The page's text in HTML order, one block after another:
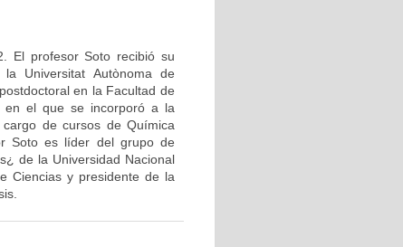
El profesor Soto recibió su
Universitat Autònoma de
en la Facultad de
en el que se incorporó a la
de cursos de Química
Soto es líder del grupo de
de la Universidad Nacional
Ciencias y presidente de la